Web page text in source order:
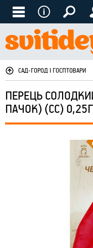
САД-ГОРОД І ГОСПТОВАРИ
ПЕРЕЦЬ
ПАЧОК) (СС)